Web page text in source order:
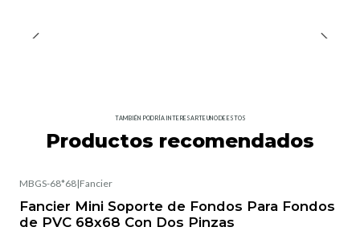
TAMBIÉN PODRÍA INTERESARTE UNO DE ESTOS
Productos recomendados
MBGS-68*68|Fancier
Fancier Mini Soporte de Fondos Para Fondos
de PVC 68x68 Con Dos Pinzas